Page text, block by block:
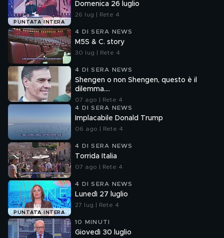
PUNTATA INTERA
Domenica 26 luglio
26 lug | Rete 4
4 DI SERA NEWS
M5S & C. story
30 lug | Rete 4
4 DI SERA NEWS
Shengen o non Shengen, questo è il
dilemma....
07 ago | Rete 4
4 DI SERA NEWS
Implacabile Donald Trump
06 ago | Rete 4
4 DI SERA NEWS
Torrida Italia
07 ago | Rete 4
PUNTATA INTERA
4 DI SERA NEWS
Lunedì 27 luglio
27 lug | Rete 4
10 MINUTI
Giovedì 30 luglio